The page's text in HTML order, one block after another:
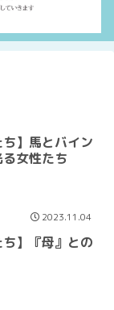
ち】馬とバイン
女性たち
2023.11.04
ち】『母』との